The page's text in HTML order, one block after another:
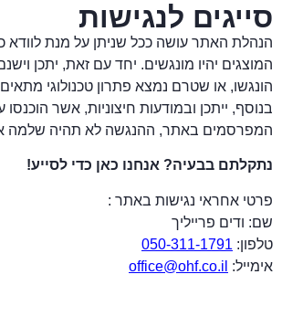
סייגים לנגישות
הנהלת האתר עושה ככל שניתן על מנת לוודא
המוצגים יהיו מונגשים. יחד עם זאת, יתכן
הונגשו, או שטרם נמצא פתרון טכנולוגי
בנוסף, ייתכן ובמודעות חיצוניות, אשר הוכנסו
המפרסמים באתר, ההנגשה לא תהיה שלמה
נתקלתם בבעיה? אנחנו כאן כדי לסייע!
פרטי אחראי נגישות באתר :
שם: ודים פרייליך
טלפון: 050-311-1791
אימייל: office@ohf.co.il